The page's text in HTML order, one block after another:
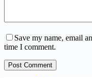
Save my name, email
time I comment.
Post Comment